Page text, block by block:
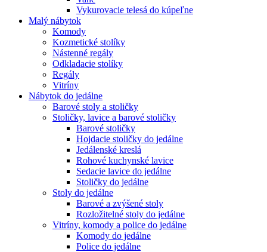
Vykurovacie telesá do kúpeľne
Malý nábytok
Komody
Kozmetické stolíky
Nástenné regály
Odkladacie stolíky
Regály
Vitríny
Nábytok do jedálne
Barové stoly a stoličky
Stoličky, lavice a barové stoličky
Barové stoličky
Hojdacie stoličky do jedálne
Jedálenské kreslá
Rohové kuchynské lavice
Sedacie lavice do jedálne
Stoličky do jedálne
Stoly do jedálne
Barové a zvýšené stoly
Rozložitelné stoly do jedálne
Vitríny, komody a police do jedálne
Komody do jedálne
Police do jedálne